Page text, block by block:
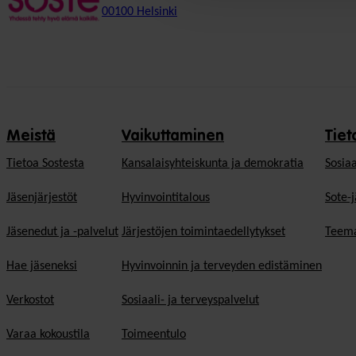
00100 Helsinki
Meistä
Tietoa Sostesta
Jäsenjärjestöt
Jäsenedut ja -palvelut
Hae jäseneksi
Verkostot
Varaa kokoustila
Vaikuttaminen
Kansalaisyhteiskunta ja demokratia
Hyvinvointitalous
Järjestöjen toimintaedellytykset
Hyvinvoinnin ja terveyden edistäminen
Sosiaali- ja terveyspalvelut
Toimeentulo